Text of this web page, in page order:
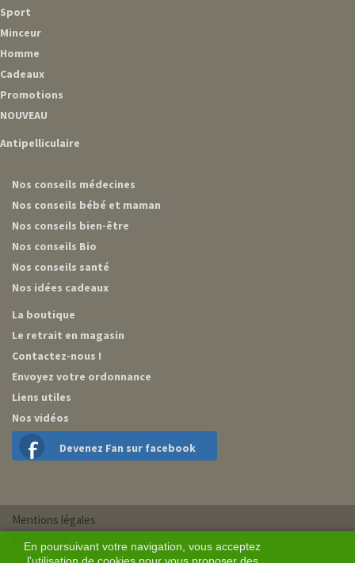
Sport
Minceur
Homme
Cadeaux
Promotions
NOUVEAU
Antipelliculaire
Nos conseils médecines
Nos conseils bébé et maman
Nos conseils bien-être
Nos conseils Bio
Nos conseils santé
Nos idées cadeaux
La boutique
Le retrait en magasin
Contactez-nous !
Envoyez votre ordonnance
Liens utiles
Nos vidéos
Devenez Fan sur facebook
En poursuivant votre navigation, vous acceptez
Mentions légales
Plan du site